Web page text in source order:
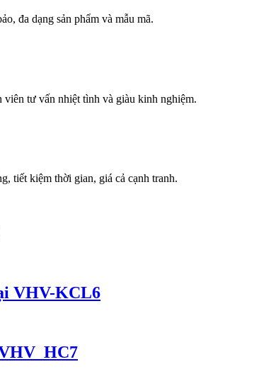
đa dạng sản phẩm và mẫu mã.
viên tư vấn nhiệt tình và giàu kinh nghiệm.
tiết kiệm thời gian, giá cả cạnh tranh.
VHV-KCL6